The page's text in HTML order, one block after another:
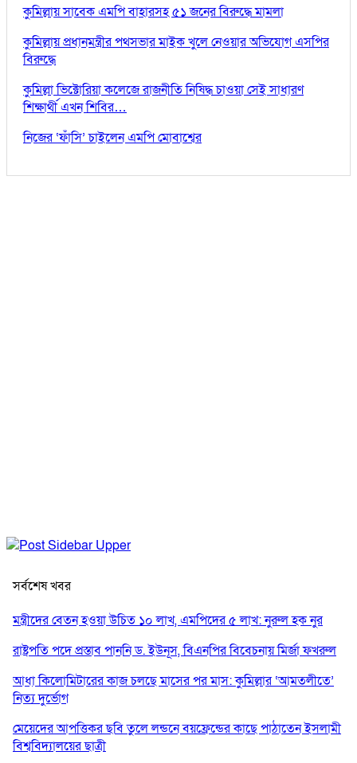
কুমিল্লায় সাবেক এমপি বাহারসহ ৫১ জনের বিরুদ্ধে মামলা
কুমিল্লায় প্রধানমন্ত্রীর পথসভার মাইক খুলে নেওয়ার অভিযোগ এসপির
বিরুদ্ধে
কুমিল্লা ভিক্টোরিয়া কলেজে রাজনীতি নিষিদ্ধ চাওয়া সেই সাধারণ
শিক্ষার্থী এখন শিবির…
নিজের ‘ফাঁসি’ চাইলেন এমপি মোবাশ্বের
সর্বশেষ খবর
মন্ত্রীদের বেতন হওয়া উচিত ১০ লাখ, এমপিদের ৫ লাখ: নুরুল হক নুর
রাষ্ট্রপতি পদে প্রস্তাব পাননি ড. ইউনূস, বিএনপির বিবেচনায় মির্জা ফখরুল
আধা কিলোমিটারের কাজ চলছে মাসের পর মাস: কুমিল্লার ‘আমতলীতে’
নিত্য দুর্ভোগ
মেয়েদের আপত্তিকর ছবি তুলে লন্ডনে বয়ফ্রেন্ডের কাছে পাঠাতেন ইসলামী
বিশ্ববিদ্যালয়ের ছাত্রী